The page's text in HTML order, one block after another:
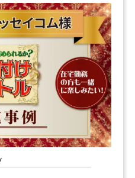
概要
内容を見たい
ンロードする
聞いてみたい
相談する
る